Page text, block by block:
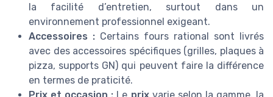
la facilité d’entretien, surtout dans un
environnement professionnel exigeant.
Accessoires : Certains fours rational sont livrés
avec des accessoires spécifiques (grilles, plaques à
pizza, supports GN) qui peuvent faire la différence
en termes de praticité.
Prix et occasion : Le prixvarie selon la gamme, la